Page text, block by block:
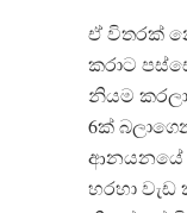
ඒ විතරක්
කරාට
නියම
6ක්
ආනයනයේ
හරහා